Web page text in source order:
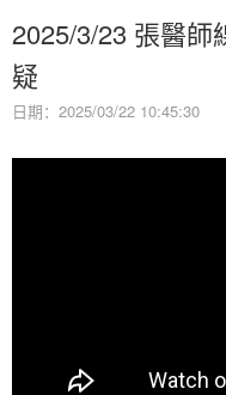
2025/3/23 張醫師
疑
日期：2025/03/22 10:45:30